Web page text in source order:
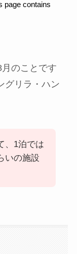
page contains
のことです
グリラ・ハン
、1泊では
いの施設